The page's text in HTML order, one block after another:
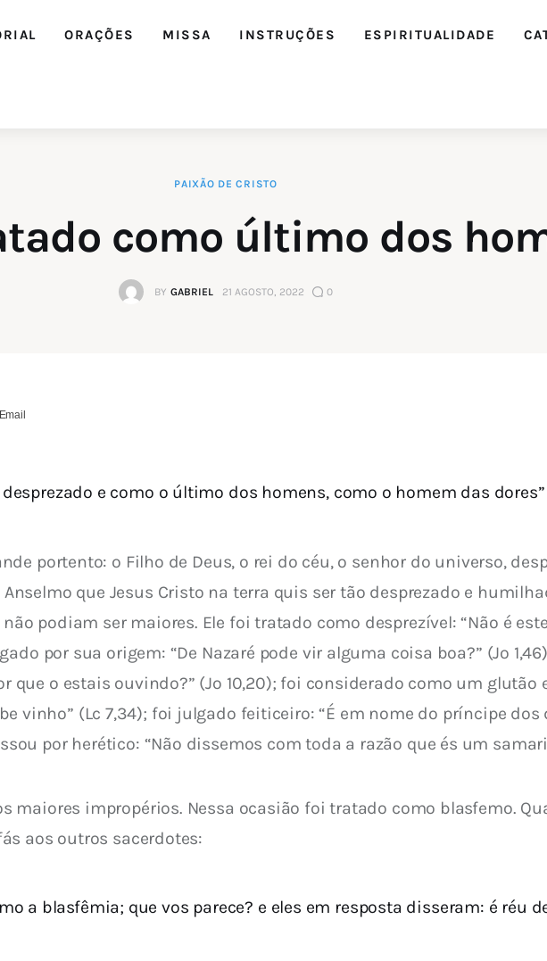
ORAÇÕES MISSA INSTRUÇÕES ESPIRITUALIDADE
PAIXÃO DE CRISTO
como último dos
BY GABRIEL 21 AGOSTO, 2022 0
e como o último dos homens, como o homem das dores”
portento: o Filho de Deus, o rei do céu, o senhor do universo,
que Jesus Cristo na terra quis ser tão desprezado e
podiam ser maiores. Ele foi tratado como desprezível: “Não é
por sua origem: “De Nazaré pode vir alguma coisa boa?” (Jo
que o estais ouvindo?” (Jo 10,20); foi considerado como um glutão
vinho” (Lc 7,34); foi julgado feiticeiro: “É em nome do príncipe dos
por herético: “Não dissemos com toda a razão que és um
maiores impropérios. Nessa ocasião foi tratado como blasfemo.
aos outros sacerdotes:
a blasfêmia; que vos parece? e eles em resposta disseram: é réu